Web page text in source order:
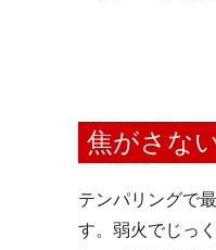
焦がさな
テンパリングで
す。弱火でじっ